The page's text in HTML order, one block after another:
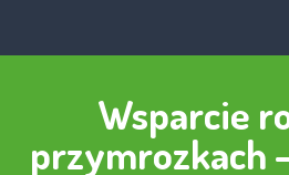
Wsparcie
przymrozkach